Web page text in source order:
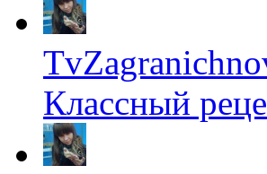
Классный